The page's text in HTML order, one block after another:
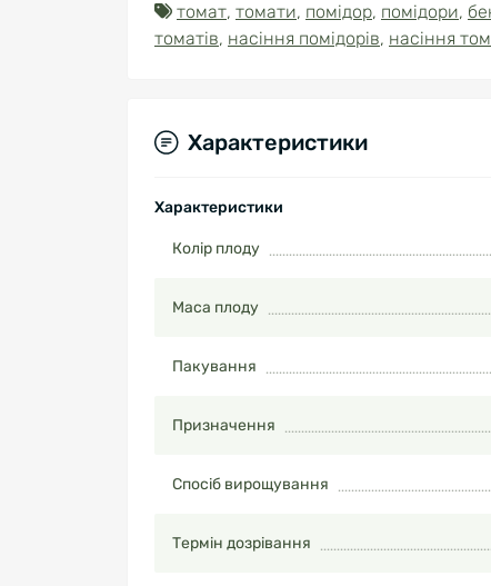
томат, томати, помідор, помідори,
томатів, насіння помідорів, насіння
Характеристики
Характеристики
Колір плоду
Маса плоду
Пакування
Призначення
Спосіб вирощування
Термін дозрівання